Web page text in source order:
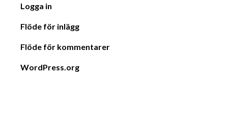
Logga in
Flöde för inlägg
Flöde för kommentarer
WordPress.org